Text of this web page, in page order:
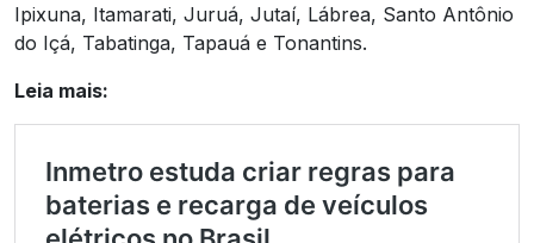
Ipixuna, Itamarati, Juruá, Jutaí, Lábrea, Santo Antônio
do Içá, Tabatinga, Tapauá e Tonantins.
Leia mais: